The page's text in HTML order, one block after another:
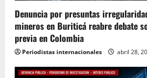
Denuncia por presuntas
mineros en Buriticá reabre debate
previa en Colombia
Periodistas internacionales abril 28,